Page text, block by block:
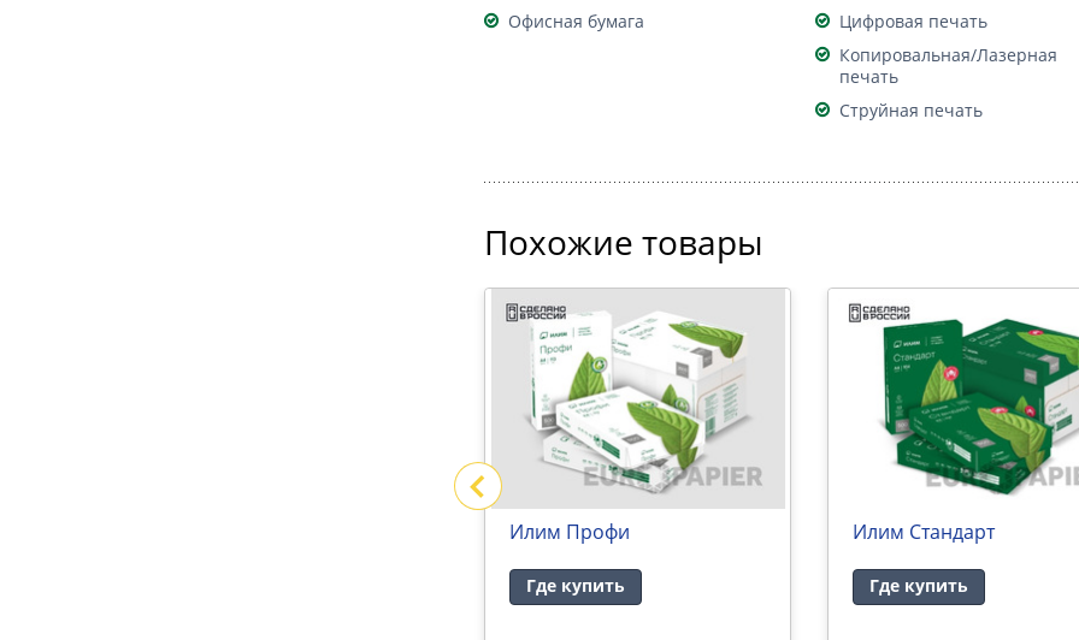
Офисная бумага
Цифровая печать
Копировальная/Лазерная
печать
Струйная печать
Похожие товары
Илим Профи
Где купить
Илим Стандарт
Где купить